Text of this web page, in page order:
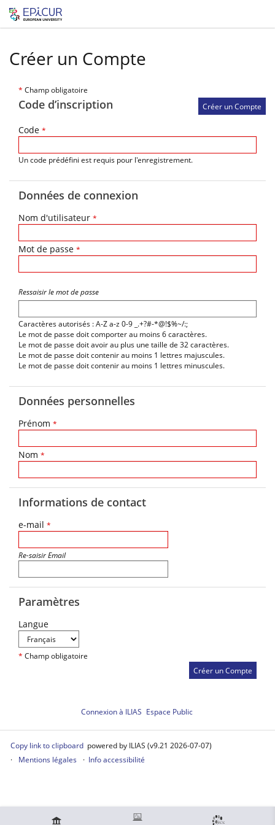
Créer un Compte
* Champ obligatoire
Code d’inscription
Code *
Un code prédéfini est requis pour l'enregistrement.
Données de connexion
Nom d'utilisateur *
Mot de passe *
Ressaisir le mot de passe
Caractères autorisés : A-Z a-z 0-9 _.+?#-*@!$%~/:;
Le mot de passe doit comporter au moins 6 caractères.
Le mot de passe doit avoir au plus une taille de 32 caractères.
Le mot de passe doit contenir au moins 1 lettres majuscules.
Le mot de passe doit contenir au moins 1 lettres minuscules.
Données personnelles
Prénom *
Nom *
Informations de contact
e-mail *
Re-saisir Email
Paramètres
Langue
* Champ obligatoire
Connexion à ILIAS Espace Public
Copy link to clipboard powered by ILIAS (v9.21 2026-07-07)
Mentions légales
Info accessibilité